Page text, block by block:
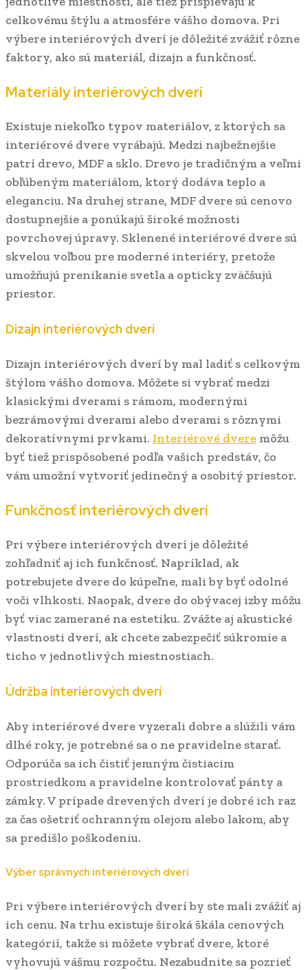
celkovému štýlu a atmosfére vášho domova. Pri
výbere interiérových dverí je dôležité zvážiť rôzne
faktory, ako sú materiál, dizajn a funkčnosť.
Materiály interiérových dverí
Existuje niekoľko typov materiálov, z ktorých sa
interiérové dvere vyrábajú. Medzi najbežnejšie
patrí drevo, MDF a sklo. Drevo je tradičným a veľmi
obľúbeným materiálom, ktorý dodáva teplo a
eleganciu. Na druhej strane, MDF dvere sú cenovo
dostupnejšie a ponúkajú široké možnosti
povrchovej úpravy. Sklenené interiérové dvere sú
skvelou voľbou pre moderné interiéry, pretože
umožňujú prenikanie svetla a opticky zväčšujú
priestor.
Dizajn interiérových dverí
Dizajn interiérových dverí by mal ladiť s celkovým
štýlom vášho domova. Môžete si vybrať medzi
klasickými dverami s rámom, modernými
bezrámovými dverami alebo dverami s rôznymi
dekoratívnymi prvkami. Interiérové dvere môžu
byť tiež prispôsobené podľa vašich predstáv, čo
vám umožní vytvoriť jedinečný a osobitý priestor.
Funkčnosť interiérových dverí
Pri výbere interiérových dverí je dôležité
zohľadniť aj ich funkčnosť. Napríklad, ak
potrebujete dvere do kúpeľne, mali by byť odolné
voči vlhkosti. Naopak, dvere do obývacej izby môžu
byť viac zamerané na estetiku. Zvážte aj akustické
vlastnosti dverí, ak chcete zabezpečiť súkromie a
ticho v jednotlivých miestnostiach.
Údržba interiérových dverí
Aby interiérové dvere vyzerali dobre a slúžili vám
dlhé roky, je potrebné sa o ne pravidelne starať.
Odporúča sa ich čistiť jemným čistiacim
prostriedkom a pravidelne kontrolovať pánty a
zámky. V prípade drevených dverí je dobré ich raz
za čas ošetriť ochranným olejom alebo lakom, aby
sa predišlo poškodeniu.
Výber správnych interiérových dverí
Pri výbere interiérových dverí by ste mali zvážiť aj
ich cenu. Na trhu existuje široká škála cenových
kategórií, takže si môžete vybrať dvere, ktoré
vyhovujú vášmu rozpočtu. Nezabudnite sa pozrieť